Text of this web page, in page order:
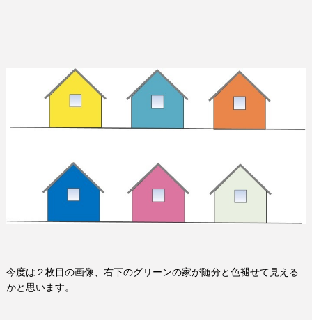
今度は２枚目の画像、右下のグリーンの家が随分と色褪せて見える
かと思います。